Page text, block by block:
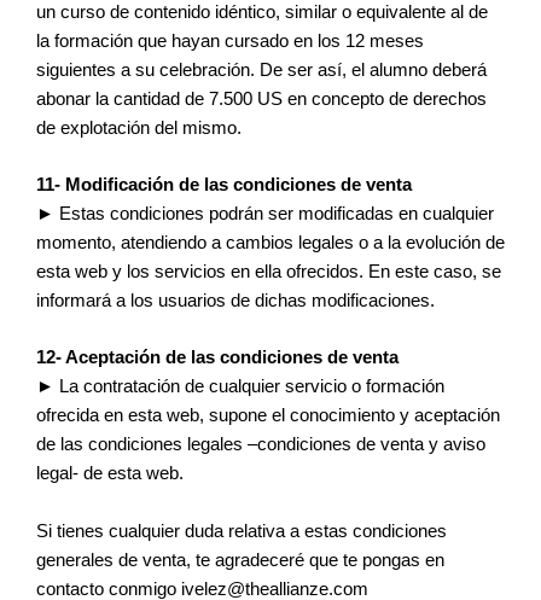
un curso de contenido idéntico, similar o equivalente al de
la formación que hayan cursado en los 12 meses
siguientes a su celebración. De ser así, el alumno deberá
abonar la cantidad de 7.500 US en concepto de derechos
de explotación del mismo.
11- Modificación de las condiciones de venta
► Estas condiciones podrán ser modificadas en cualquier
momento, atendiendo a cambios legales o a la evolución de
esta web y los servicios en ella ofrecidos. En este caso, se
informará a los usuarios de dichas modificaciones.
12- Aceptación de las condiciones de venta
► La contratación de cualquier servicio o formación
ofrecida en esta web, supone el conocimiento y aceptación
de las condiciones legales –condiciones de venta y aviso
legal- de esta web.
Si tienes cualquier duda relativa a estas condiciones
generales de venta, te agradeceré que te pongas en
contacto conmigo ivelez@theallianze.com